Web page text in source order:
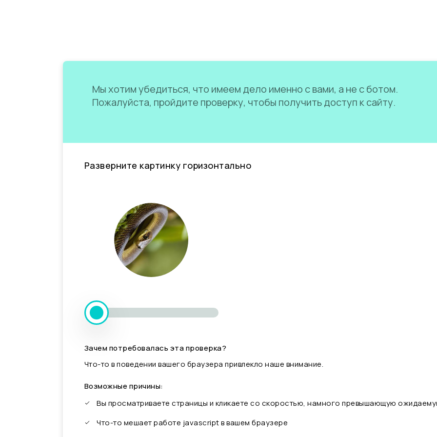
Мы хотим убедиться, что имеем дело именно с вами, а не с ботом.
Пожалуйста, пройдите проверку, чтобы получить доступ к сайту.
Разверните картинку горизонтально
Зачем потребовалась эта проверка?
Что-то в поведении вашего браузера привлекло наше внимание.
Возможные причины:
Вы просматриваете страницы и кликаете со скоростью, намного превышающую
Что-то мешает работе javascript в вашем браузере